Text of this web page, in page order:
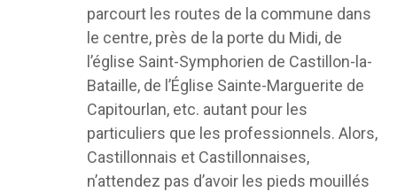
parcourt les routes de la commune dans
le centre, près de la porte du Midi, de
l’église Saint-Symphorien de Castillon-la-
Bataille, de l’Église Sainte-Marguerite de
Capitourlan, etc. autant pour les
particuliers que les professionnels. Alors,
Castillonnais et Castillonnaises,
n’attendez pas d’avoir les pieds mouillés